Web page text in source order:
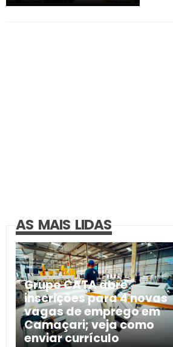
AS MAIS LIDAS
Grupo CATA abre
inscrições para 4 novas
vagas de emprego em
Camaçari; veja como
enviar currículo